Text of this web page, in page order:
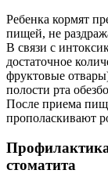
Ребенка кормят
пищей, не
В связи с
достаточное
фруктовые
полости рта
После приема
прополаскивают
Профилактика
стоматита